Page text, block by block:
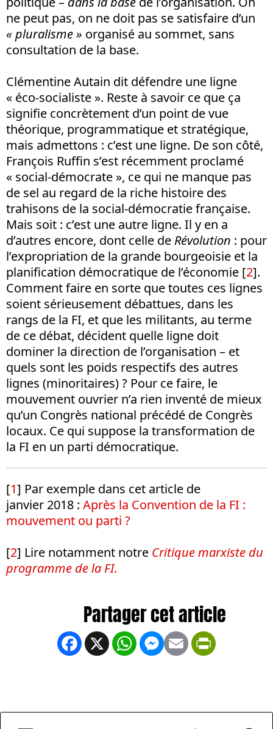
ne peut pas, on ne doit pas se satisfaire d’un
« pluralisme » organisé au sommet, sans
consultation de la base.
Clémentine Autain dit défendre une ligne
« éco-socialiste ». Reste à savoir ce que ça
signifie concrètement d’un point de vue
théorique, programmatique et stratégique,
mais admettons : c’est une ligne. De son côté,
François Ruffin s’est récemment proclamé
« social-démocrate », ce qui ne manque pas
de sel au regard de la riche histoire des
trahisons de la social-démocratie française.
Mais soit : c’est une autre ligne. Il y en a
d’autres encore, dont celle de Révolution : pour
l’expropriation de la grande bourgeoisie et la
planification démocratique de l’économie [2].
Comment faire en sorte que toutes ces lignes
soient sérieusement débattues, dans les
rangs de la FI, et que les militants, au terme
de ce débat, décident quelle ligne doit
dominer la direction de l’organisation – et
quels sont les poids respectifs des autres
lignes (minoritaires) ? Pour ce faire, le
mouvement ouvrier n’a rien inventé de mieux
qu’un Congrès national précédé de Congrès
locaux. Ce qui suppose la transformation de
la FI en un parti démocratique.
[1] Par exemple dans cet article de
janvier 2018 : Après la Convention de la FI :
mouvement ou parti ?
[2] Lire notamment notre Critique marxiste du
programme de la FI.
Facebook
X WhatsApp
Messenger
Email